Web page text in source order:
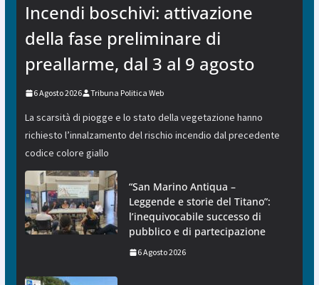
Incendi boschivi: attivazione
della fase preliminare di
preallarme, dal 3 al 9 agosto
6 Agosto 2026 Tribuna Politica Web
La scarsità di piogge e lo stato della vegetazione hanno
richiesto l’innalzamento del rischio incendio dal precedente
codice colore giallo
“San Marino Antiqua –
Leggende e storie del Titano”:
l’inequivocabile successo di
pubblico e di partecipazione
6 Agosto 2026